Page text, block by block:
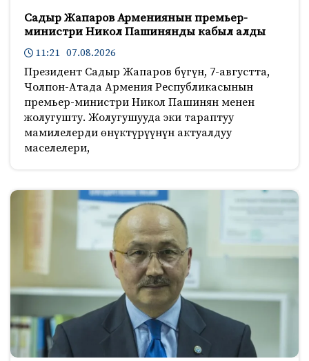
Садыр Жапаров Армениянын премьер-
министри Никол Пашинянды кабыл алды
11:21 07.08.2026
Президент Садыр Жапаров бүгүн, 7-августта,
Чолпон-Атада Армения Республикасынын
премьер-министри Никол Пашинян менен
жолугушту. Жолугушууда эки тараптуу
мамилелерди өнүктүрүүнүн актуалдуу
маселелери,